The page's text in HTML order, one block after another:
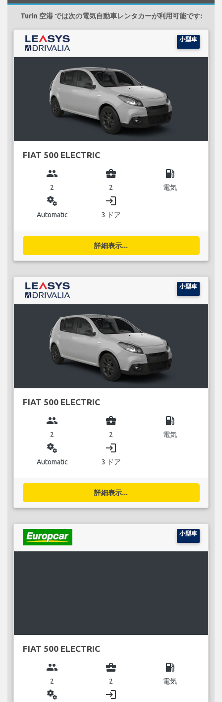
Turin 空港 では次の電気自動車レンタカーが利用可能です:
小型車
FIAT 500 ELECTRIC
group
2
business_center
2
local_gas_station
電気
miscellaneous_services
Automatic
login
3 ドア
詳細表示...
小型車
FIAT 500 ELECTRIC
group
2
business_center
2
local_gas_station
電気
miscellaneous_services
Automatic
login
3 ドア
詳細表示...
小型車
FIAT 500 ELECTRIC
group
2
business_center
2
local_gas_station
電気
miscellaneous_services login